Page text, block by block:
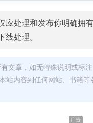
应处理和发布你明确拥
线处理。
文章，如无特殊说明或标
站内容到任何网站、书籍
广告